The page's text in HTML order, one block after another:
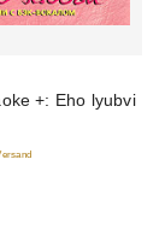
+: Eho lyubvi